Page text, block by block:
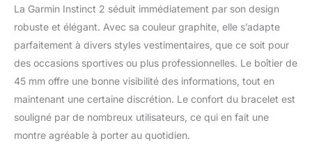
personnalisation avec
Connect IQ Plus de 30
profils d’activités intégrés
les passions Suivi de
l’activité quotidienne : de
la forme physique et la
santé avec les fonctions
Body Battery, analyse du
sommeil, respiration
La Garmin Instinct 2 séduit immédiatement par son design
robuste et élégant. Avec sa couleur graphite, elle s’adapte
parfaitement à divers styles vestimentaires, que ce soit pour
des occasions sportives ou plus professionnelles. Le boîtier de
45 mm offre une bonne visibilité des informations, tout en
maintenant une certaine discrétion. Le confort du bracelet est
souligné par de nombreux utilisateurs, ce qui en fait une
montre agréable à porter au quotidien.